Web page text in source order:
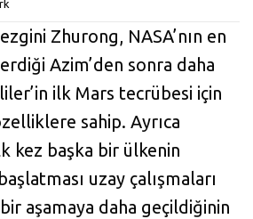
Zhurong, NASA’nın en
Azim’den sonra daha
ilk Mars tecrübesi için
sahip. Ayrıca
kez başka bir ülkenin
uzay çalışmaları
aşamaya daha geçildiğinin